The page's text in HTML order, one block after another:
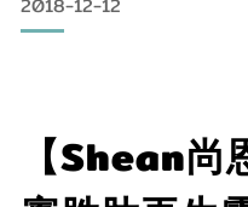
它不是藥品（無類固醇／無
PRO級神奇小物邁向完美膚
特別要求越簡單越好，但
用在寶寶身上嗎?Cebelia
薦。
2018-12-12
【Shean